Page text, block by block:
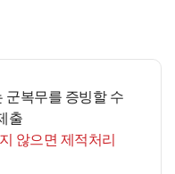
군복무를 증빙할 수
출
않으면 제적처리